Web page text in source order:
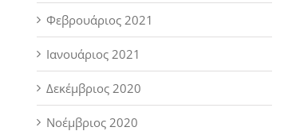
Φεβρουάριος 2021
Ιανουάριος 2021
Δεκέμβριος 2020
Νοέμβριος 2020